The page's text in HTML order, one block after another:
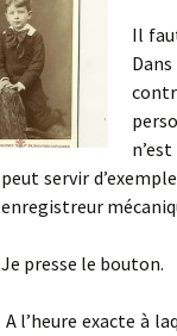
Il
peut servir
enregistreur
Je presse le bouton.
A l’heure exacte à